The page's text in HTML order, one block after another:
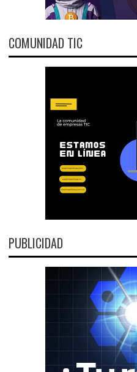
COMUNIDAD TIC
PUBLICIDAD